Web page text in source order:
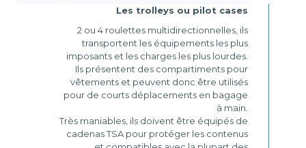
Les trolleys ou pilot cases
2 ou 4 roulettes multidirectionnelles, ils
transportent les équipements les plus
imposants et les charges les plus lourdes.
Ils présentent des compartiments pour
vêtements et peuvent donc être utilisés
pour de courts déplacements en bagage
à main.
Très maniables, ils doivent être équipés de
cadenas TSA pour protéger les contenus